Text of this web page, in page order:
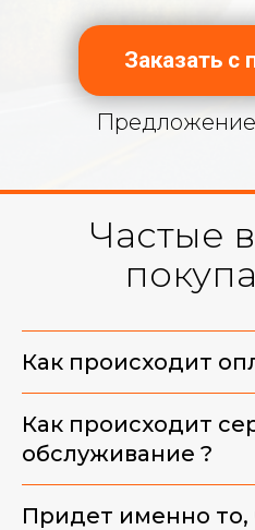
Заказать с
Частые
Как происходит
Как происходит
обслуживание ?
Придет именно то,